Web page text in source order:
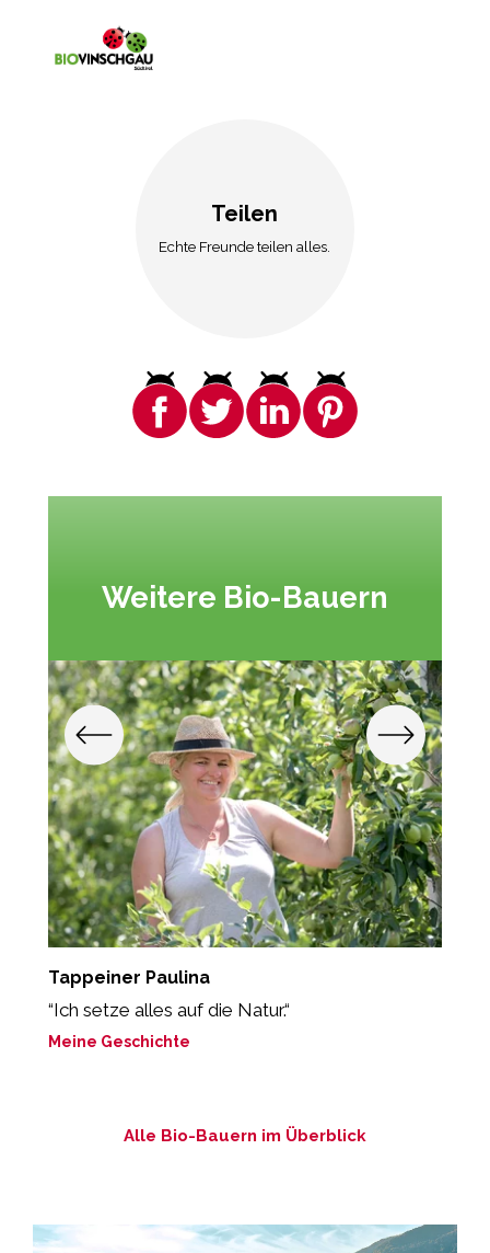
Teilen
Echte Freunde teilen alles.
Weitere Bio-Bauern
Tappeiner Paulina
“Ich setze alles auf die Natur.“
Meine Geschichte
Alle Bio-Bauern im Überblick